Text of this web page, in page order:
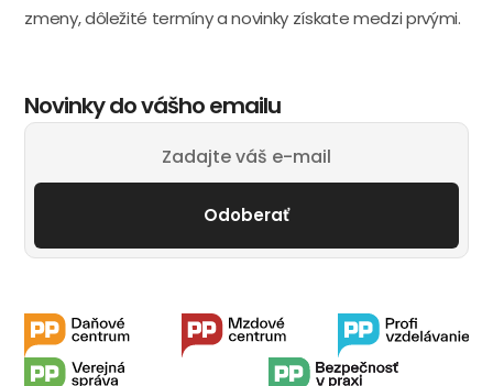
zmeny, dôležité termíny a novinky získate medzi prvými.
Novinky do vášho emailu
Odoberať